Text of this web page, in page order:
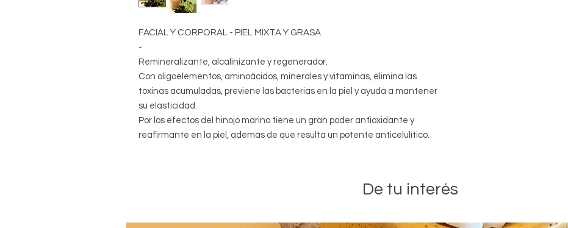
FACIAL Y CORPORAL - PIEL MIXTA Y GRASA
-
Remineralizante, alcalinizante y regenerador.
Con oligoelementos, aminoácidos, minerales y vitaminas, elimina las
toxinas acumuladas, previene las bacterias en la piel y ayuda a mantener
su elasticidad.
Por los efectos del hinojo marino tiene un gran poder antioxidante y
reafirmante en la piel, además de que resulta un potente anticelulítico.
De tu interés